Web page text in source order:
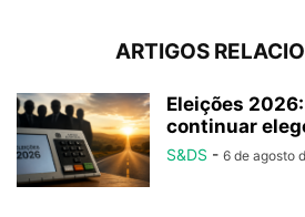
ARTIGOS
Eleições
continuar
S&DS - 6 de agosto